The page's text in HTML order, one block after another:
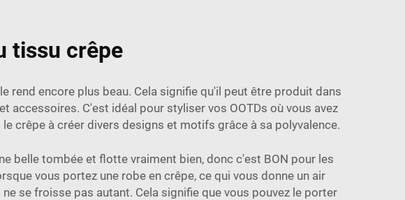
tissu crêpe
rend encore plus beau. Cela signifie qu'il peut être produit dans
C'est idéal pour styliser vos OOTDs où vous avez
crêpe à créer divers designs et motifs grâce à sa polyvalence.
belle tombée et flotte vraiment bien, donc c'est BON pour les
vous portez une robe en crêpe, ce qui vous donne un air
se froisse pas autant. Cela signifie que vous pouvez le porter